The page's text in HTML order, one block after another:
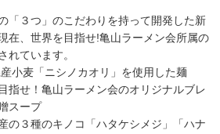
「３つ」のこだわりを持って開発した新
在、世界を目指せ!亀山ラーメン会所属の
れています。
麦「ニシノカオリ」を使用した麺
指せ！亀山ラーメン会のオリジナルブレ
スープ
３種のキノコ「ハタケシメジ」「ハナ